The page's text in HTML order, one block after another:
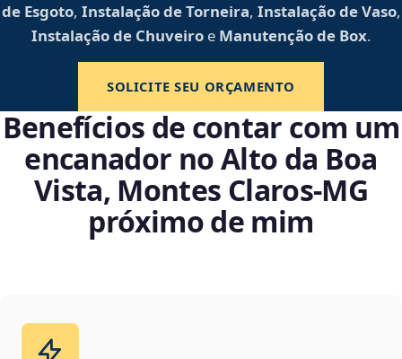
de Esgoto, Instalação de Torneira, Instalação de Vaso,
Instalação de Chuveiroe Manutenção de Box.
SOLICITE SEU ORÇAMENTO
Benefícios de contar com um
encanador no Alto da Boa
Vista, Montes Claros‑MG
próximo de mim